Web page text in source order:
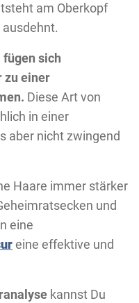
am Oberkopf
fügen sich
zu einer
Diese Art von
in einer
aber nicht zwingend
Haare immer stärker
und
eine
eine effektive und
kannst Du